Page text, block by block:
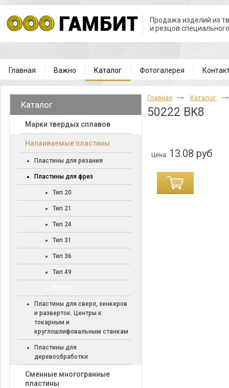
Продажа изделий из
и резцов
Главная Важно Каталог Фотогалерея
Каталог
Марки твердых сплавов
Напаиваемые пластины
Пластины для резания
Пластины для фрез
Тип 20
Тип 21
Тип 24
Тип 31
Тип 36
Тип 49
Пластины для сверл, зенкеров
и разверток. Центры к
токарным и
круглошлифовальным станкам
Пластины для
деревообработки
Cменные многогранные
пластины
Главная Каталог
50222 BK8
Цена: 13.08 руб